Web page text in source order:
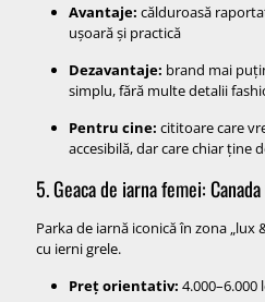
Avantaje: călduroasă
ușoară și practică
Dezavantaje: brand mai
simplu, fără multe detalii
Pentru cine: cititoare care
accesibilă, dar care chiar ține
5. Geaca de iarna femei:
Parka de iarnă iconică în zona
cu ierni grele.
Preț orientativ: 4.000–6.000